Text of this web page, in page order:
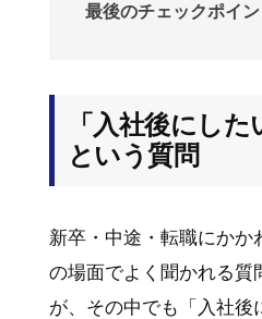
最後のチェックポイン
「入社後にした
という質問
新卒・中途・転職にかか
の場面でよく聞かれる質
が、その中でも「入社後